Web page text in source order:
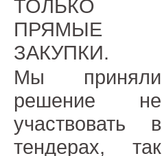
ТОЛЬКО
ПРЯМЫЕ
ЗАКУПКИ.
Мы приняли
решение не
участвовать в
тендерах, так